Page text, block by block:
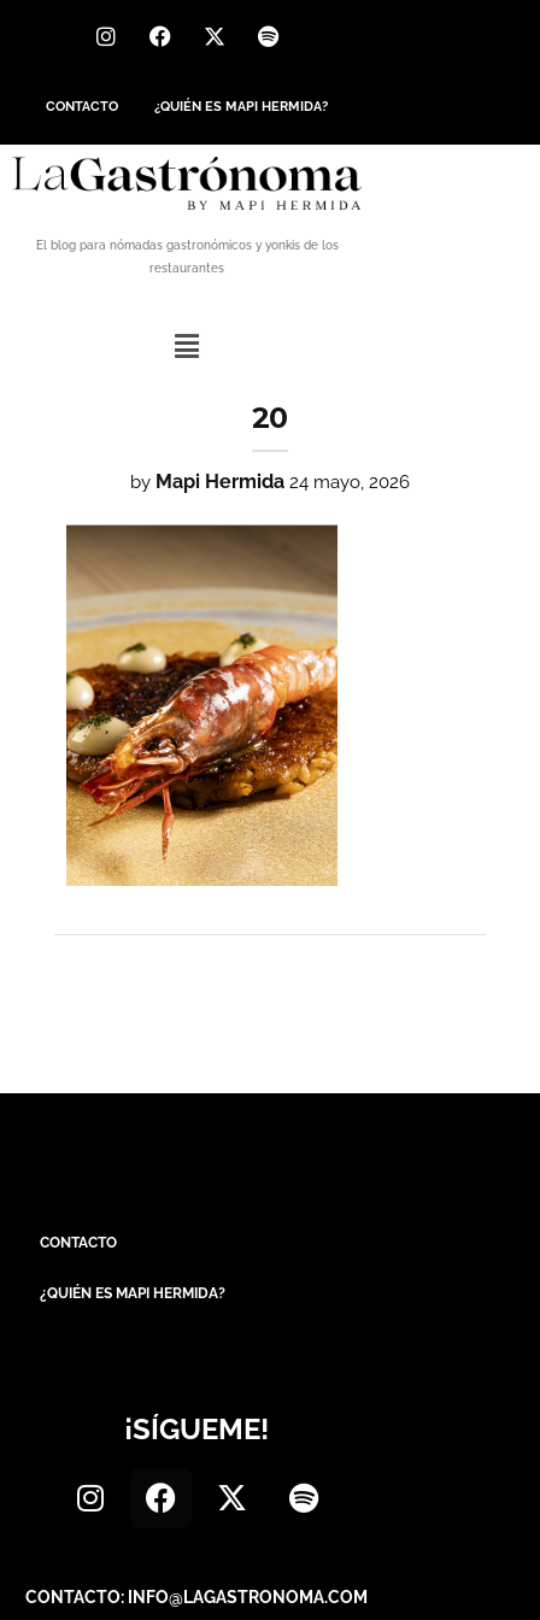
CONTACTO ¿QUIÉN ES MAPI HERMIDA?
El blog para nómadas gastronómicos y yonkis de los
restaurantes
20
by Mapi Hermida 24 mayo, 2026
CONTACTO
¿QUIÉN ES MAPI HERMIDA?
¡SÍGUEME!
CONTACTO: INFO@LAGASTRONOMA.COM